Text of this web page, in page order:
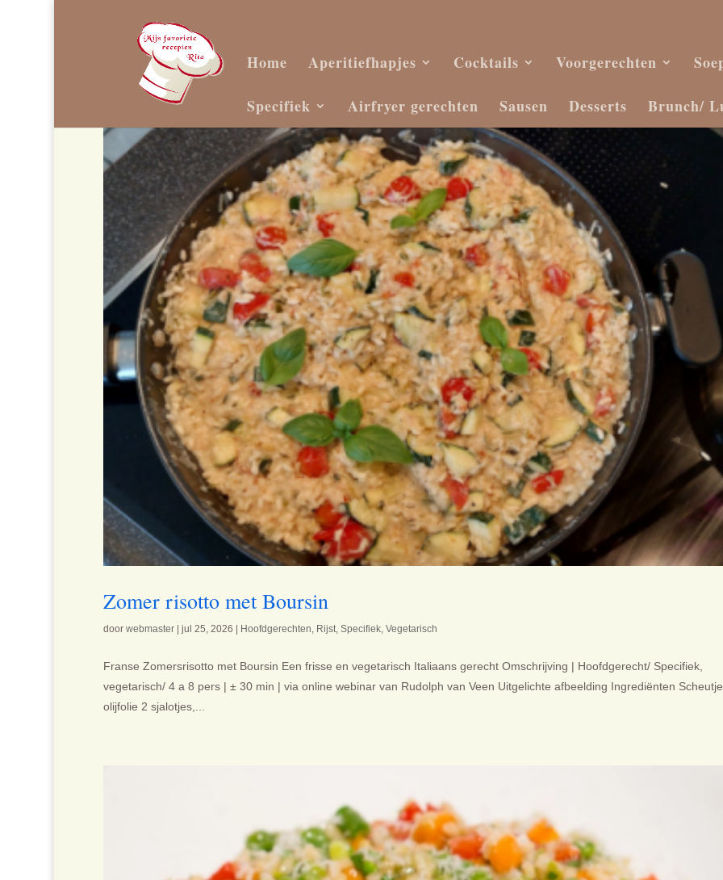
Home Aperitiefhapjes Cocktails Voorgerechten
Specifiek Airfryer gerechten Sausen Desserts Brunch/
Zomer risotto met Boursin
door webmaster| jul 25, 2026 Hoofdgerechten, Rijst, Specifiek, Vegetarisch
Franse Zomersrisotto met Boursin Een frisse en vegetarisch Italiaans gerecht Omschrijving | Hoofdgerecht/ Specifiek,
vegetarisch/ 4 a 8 pers | ± 30 min | via online webinar van Rudolph van Veen Uitgelichte afbeelding Ingrediënten Scheutje
olijfolie 2 sjalotjes,...